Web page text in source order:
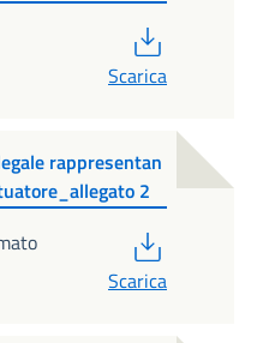
Scarica
rappresentan
2
Scarica